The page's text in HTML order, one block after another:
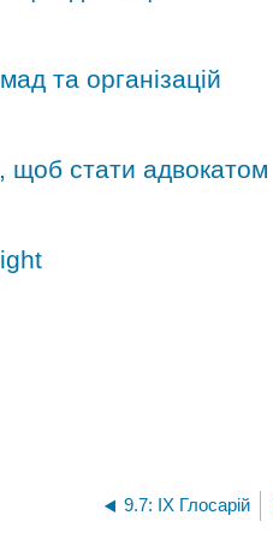
та організацій
щоб стати адвокатом
9.7: IX Глосарій